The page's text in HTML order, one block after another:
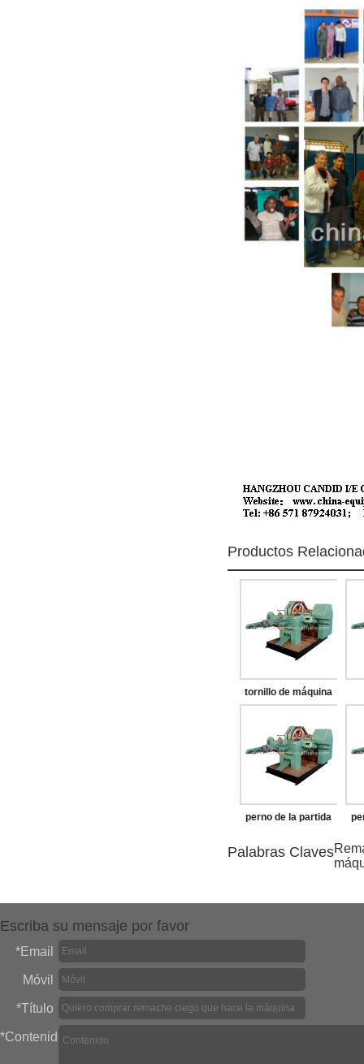
Productos
tornillo de máquina
perno de la partida
en frío de la máquina
Palabras Claves
Escriba su mensaje por favor
*Email
Móvil
*Título
*Contenido